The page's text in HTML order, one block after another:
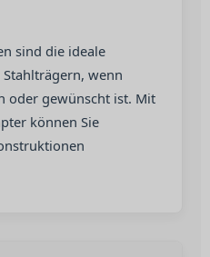
sind die ideale
wenn
oder gewünscht ist. Mit
können Sie